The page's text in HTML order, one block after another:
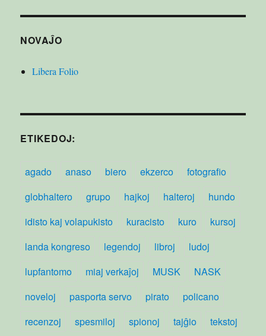
NOVAĴO
Libera Folio
ETIKEDOJ:
agado anaso biero ekzerco
fotografio
globhaltero
grupo hajkoj halteroj
hundo
idisto kaj volapukisto
kuracisto kuro
kursoj
landa kongreso
legendoj libroj
ludoj
lupfantomo
miaj verkaĵoj MUSK
NASK
noveloj
pasporta servo pirato
policano
recenzoj
spesmiloj spionoj tajĝio
tekstoj